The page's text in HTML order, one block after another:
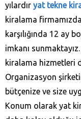
yılardır yat tekne
kiralama
karşılığında 12 ay
imkanı
kiralama hizmetleri
Organizasyon
bütçenize ve size
Konum olarak yat